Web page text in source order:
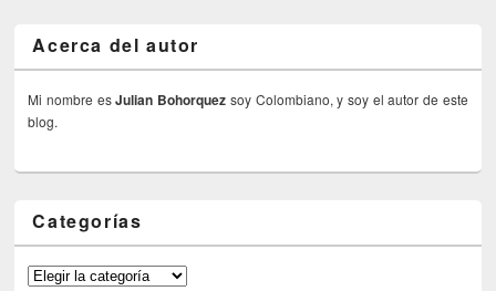
Acerca del autor
Mi nombre esJulian Bohorquez soy Colombiano, y soy el autor de este
blog.
Categorías
Categorías